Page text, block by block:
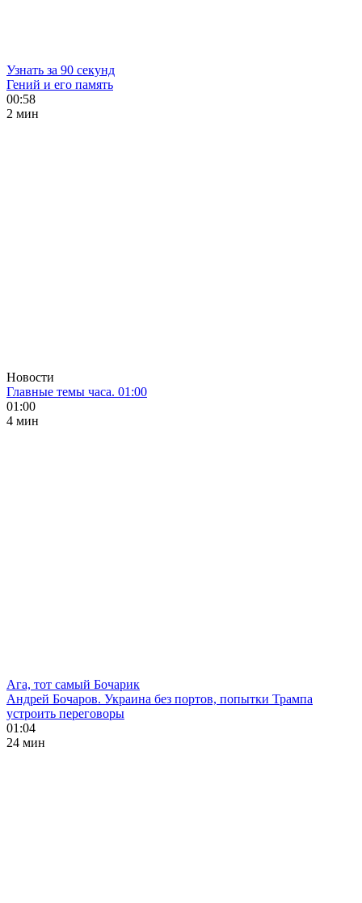
Узнать за 90 секунд
Гений и его память
00:58
2 мин
Новости
Главные темы часа. 01:00
01:00
4 мин
Ага, тот самый Бочарик
Андрей Бочаров. Украина без портов, попытки Трампа
устроить переговоры
01:04
24 мин